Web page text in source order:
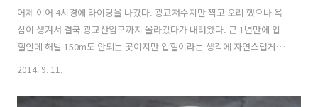
어제 이어 4시경에 라이딩을 나갔다. 광교저수지만 찍고 오려 했으나 욕
심이 생겨서 결국 광교산입구까지 올라갔다가 내려왔다. 근 1년만에 업
힐인데 해발 150m도 안되는 곳이지만 업힐이라는 생각에 자연스럽게 몸
이 반응을 한다. 몇km 안되는 짧은 거리... 생각보다 금방 올라왔다. 벤치
사천리로 내려왔다. 광교저수지 입구에서 파는 호떡과 국화방 호떡은 기
2014. 9. 11.